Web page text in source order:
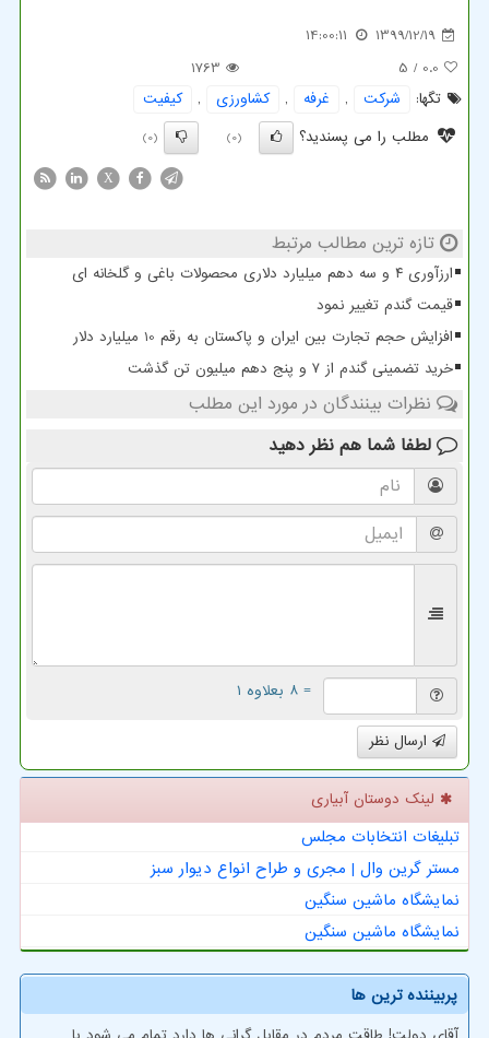
1399/12/19
14:00:11
0.0
/ 5
1763
تگها:
شركت , غرفه , كشاورزی ,
كیفیت
مطلب را می پسندید؟
(0)
(0)
X
تازه ترین مطالب مرتبط
ارزآوری ۴ و سه دهم میلیارد دلاری محصولات باغی و گلخانه ای
قیمت گندم تغییر نمود
افزایش حجم تجارت بین ایران و پاکستان به رقم 10 میلیارد دلار
خرید تضمینی گندم از ۷ و پنج دهم میلیون تن گذشت
نظرات بینندگان در مورد این مطلب
لطفا شما هم نظر دهید
= ۸ بعلاوه ۱
ارسال نظر
لینک دوستان آبیاری
تبلیغات انتخابات مجلس
مستر گرین وال | مجری و طراح انواع دیوار سبز
نمایشگاه ماشین سنگین
نمایشگاه ماشین سنگین
پربیننده ترین ها